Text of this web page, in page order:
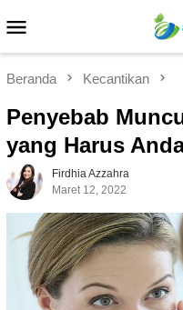
ke
kontenMobile
Beranda Kecantikan
Penyebab
yang Harus
Firdhia Azzahra
Maret 12, 2022